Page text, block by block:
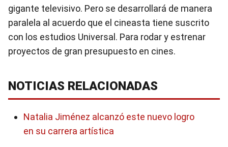
gigante televisivo. Pero se desarrollará de manera
paralela al acuerdo que el cineasta tiene suscrito
con los estudios Universal. Para rodar y estrenar
proyectos de gran presupuesto en cines.
NOTICIAS RELACIONADAS
Natalia Jiménez alcanzó este nuevo logro
en su carrera artística